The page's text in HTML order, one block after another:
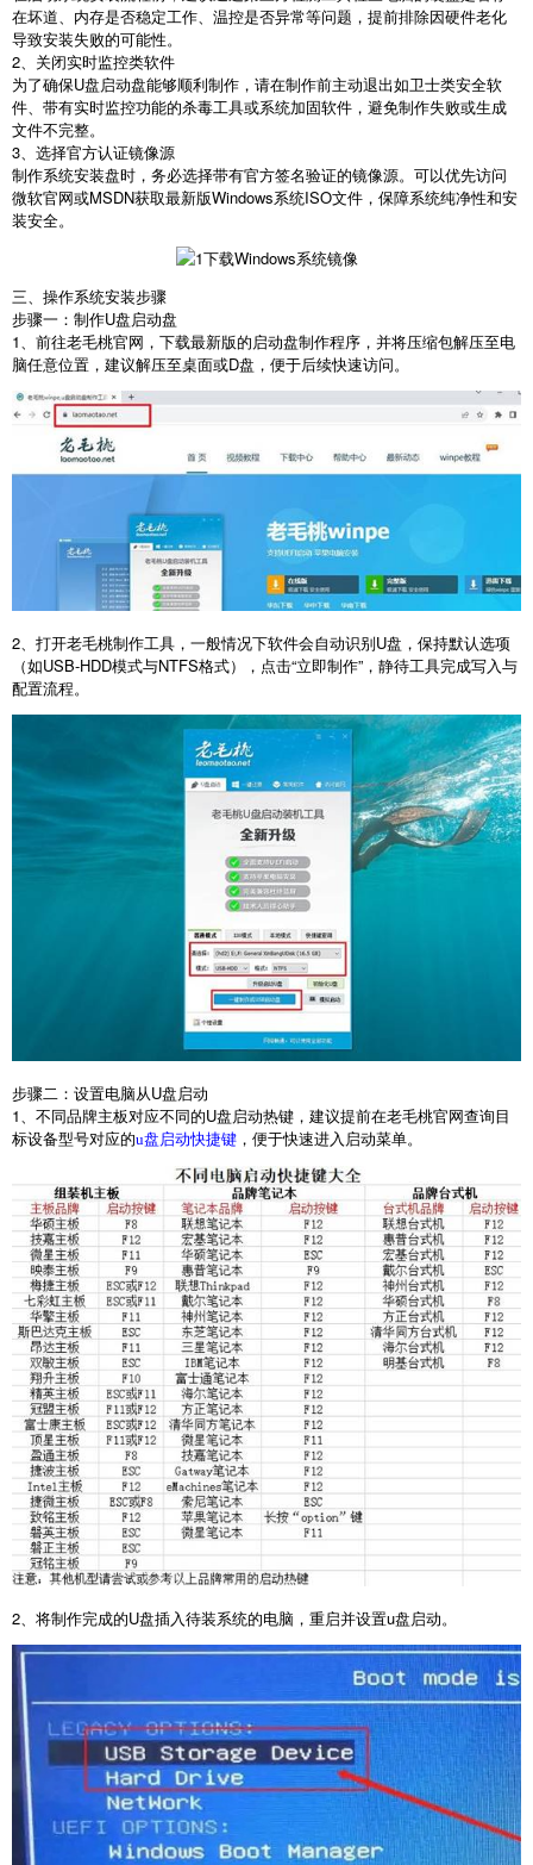
在坏道、内存是否稳定工作、温控是否异常等问题，提前排除因硬件老化
导致安装失败的可能性。
2、关闭实时监控类软件
为了确保U盘启动盘能够顺利制作，请在制作前主动退出如卫士类安全软
件、带有实时监控功能的杀毒工具或系统加固软件，避免制作失败或生成
文件不完整。
3、选择官方认证镜像源
制作系统安装盘时，务必选择带有官方签名验证的镜像源。可以优先访问
微软官网或MSDN获取最新版Windows系统ISO文件，保障系统纯净性和安
装安全。
三、操作系统安装步骤
步骤一：制作U盘启动盘
1、前往老毛桃官网，下载最新版的启动盘制作程序，并将压缩包解压至电
脑任意位置，建议解压至桌面或D盘，便于后续快速访问。
2 、打开老毛桃制作工具，一般情况下软件会自动识别U盘，保持默认选项
（如USB-HDD模式与NTFS格式），点击“立即制作”，静待工具完成写入与
配置流程。
步骤二：设置电脑从U盘启动
1、不同品牌主板对应不同的U盘启动热键，建议提前在老毛桃官网查询目
标设备型号对应的u盘启动快捷键 ，便于快速进入启动菜单。
2、将制作完成的U盘插入待装系统的电脑，重启并设置u盘启动。